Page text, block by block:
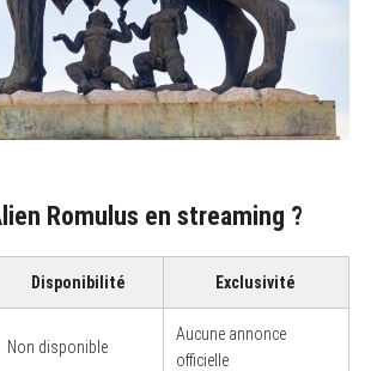
Romulus en streaming ?
Disponibilité Exclusivité
Non disponible
Aucune annonce
officielle